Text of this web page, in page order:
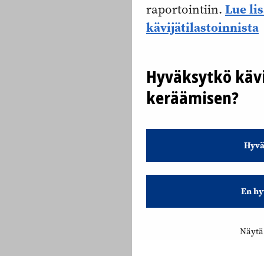
raportointiin. Lue
kävijätilastoinnista
Hyväksytkö
keräämisen?
En